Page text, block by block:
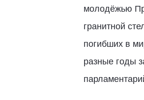
молодёжью
гранитной
погибших в
разные годы